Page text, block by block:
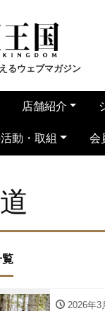
るウェブマガジン
店舗紹介
動・取組 会
覧
2026年3